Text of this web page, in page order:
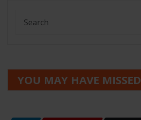
YOU MAY HAVE MISSED